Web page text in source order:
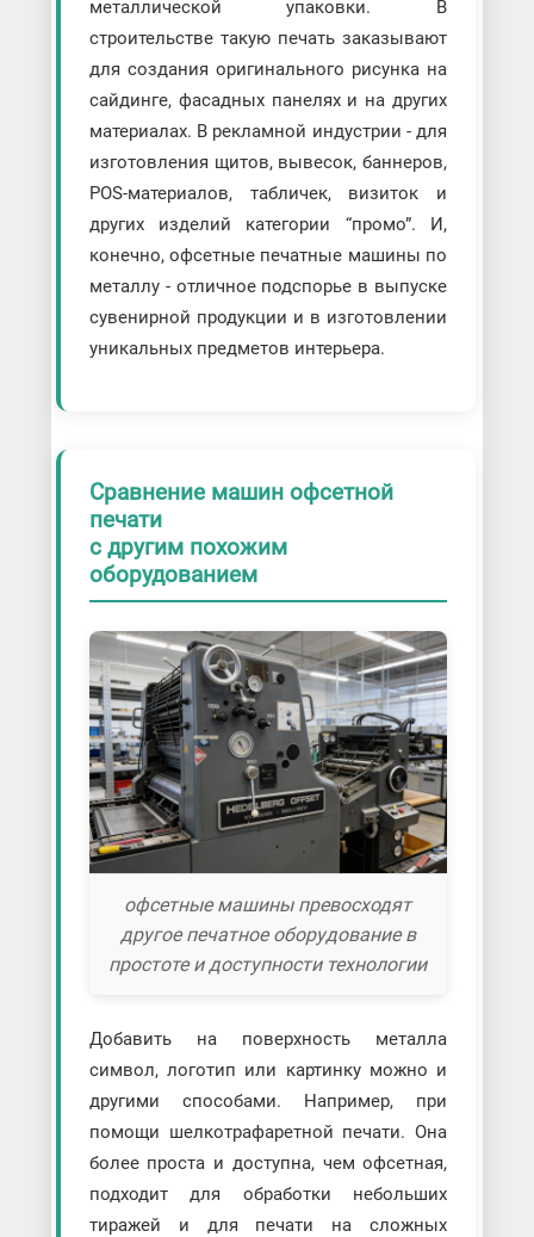
металлической упаковки. В
строительстве такую печать заказывают
для создания оригинального рисунка на
сайдинге, фасадных панелях и на других
материалах. В рекламной индустрии - для
изготовления щитов, вывесок, баннеров,
POS-материалов, табличек, визиток и
других изделий категории “промо”. И,
конечно, офсетные печатные машины по
металлу - отличное подспорье в выпуске
сувенирной продукции и в изготовлении
уникальных предметов интерьера.
Сравнение машин офсетной
печати
с другим похожим
оборудованием
офсетные машины превосходят
другое печатное оборудование в
простоте и доступности технологии
Добавить на поверхность металла
символ, логотип или картинку можно и
другими способами. Например, при
помощи шелкотрафаретной печати. Она
более проста и доступна, чем офсетная,
подходит для обработки небольших
тиражей и для печати на сложных